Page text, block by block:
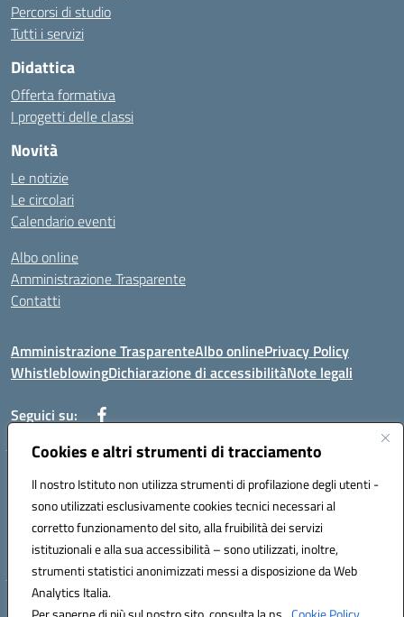
Cookies e altri strumenti di tracciamento
Il nostro Istituto non utilizza strumenti di profilazione degli utenti -
sono utilizzati esclusivamente cookies tecnici necessari al
corretto funzionamento del sito, alla fruibilità dei servizi
istituzionali e alla sua accessibilità – sono utilizzati, inoltre,
strumenti statistici anonimizzati messi a disposizione da Web
Analytics Italia.
Percorsi di studio
Tutti i servizi
Didattica
Offerta formativa
I progetti delle classi
Novità
Le notizie
Le circolari
Calendario eventi
Albo online
Amministrazione Trasparente
Contatti
Amministrazione TrasparenteAlbo onlinePrivacy Policy
WhistleblowingDichiarazione di accessibilitàNote legali
Seguici su:
Telefono: 0881814875
Mail: fgic86100g@istruzione.it PEC: fgic86100g@pec.istruzione.it
Codice univoco ufficio: UF0Y26 Codice IPA: istsc_fgic86100g
Codice meccanografico: FGIC86100G
Codice fiscale: 80030630711
Hosting & Powered by 3D Solution S.r.l.